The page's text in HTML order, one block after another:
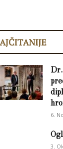
Dr.
6.
3.